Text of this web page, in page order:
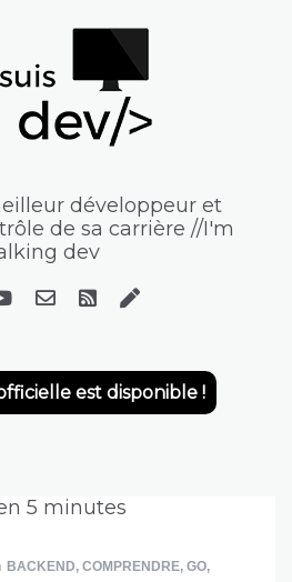
développeur et
de sa carrière //I'm
dev
est disponible !
BACKEND, COMPRENDRE, GO,